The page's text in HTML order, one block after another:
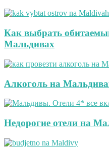
Как выбрать
Мальдивах
Алкоголь на
Недорогие отели на